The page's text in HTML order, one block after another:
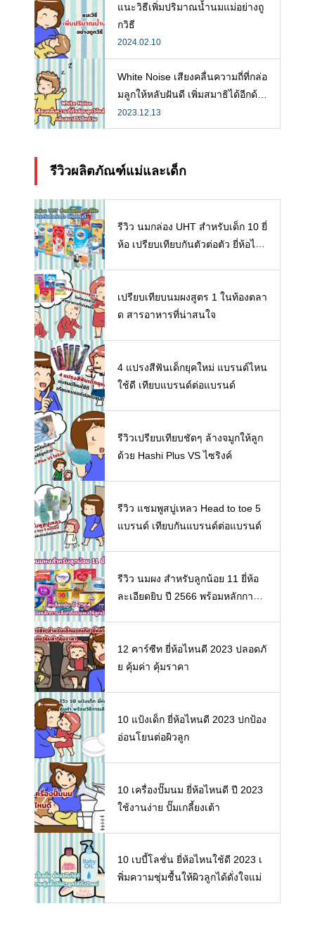
แนะวิธีเพิ่มปริมาณน้ำนมแม่อย่างถู
กวิธี
2024.02.10
White Noise เสียงคลื่นความถี่ที่กล่อ
มลูกให้หลับฝันดี เพิ่มสมาธิได้อีกด้ว
ย
2023.12.13
รีวิวผลิตภัณฑ์แม่และเด็ก
รีวิว นมกล่อง UHT สำหรับเด็ก 10 ยี่
ห้อ เปรียบเทียบกันตัวต่อตัว ยี่ห้อไห
เปรียบเทียบนมผงสูตร 1 ในท้องตลา
ด สารอาหารที่น่าสนใจ
4 แปรงสีฟันเด็กยุคใหม่ แบรนด์ไหน
ใช้ดี เทียบแบรนด์ต่อแบรนด์
รีวิวเปรียบเทียบชัดๆ ล้างจมูกให้ลูก
ด้วย Hashi Plus VS ไซริงค์
รีวิว แชมพูสบู่เหลว Head to toe 5
แบรนด์ เทียบกันแบรนด์ต่อแบรนด์
รีวิว นมผง สำหรับลูกน้อย 11 ยี่ห้อ
ละเอียดยิบ ปี 2566 พร้อมหลักการเ
12 คาร์ซีท ยี่ห้อไหนดี 2023 ปลอดภั
ย คุ้มค่า คุ้มราคา
10 แป้งเด็ก ยี่ห้อไหนดี 2023 ปกป้อง
อ่อนโยนต่อผิวลูก
10 เครื่องปั๊มนม ยี่ห้อไหนดี ปี 2023
ใช้งานง่าย ปั๊มเกลี้ยงเต้า
10 เบบี้โลชั่น ยี่ห้อไหนใช้ดี 2023 เ
พิ่มความชุ่มชื้นให้ผิวลูกได้ดั่งใจแม่